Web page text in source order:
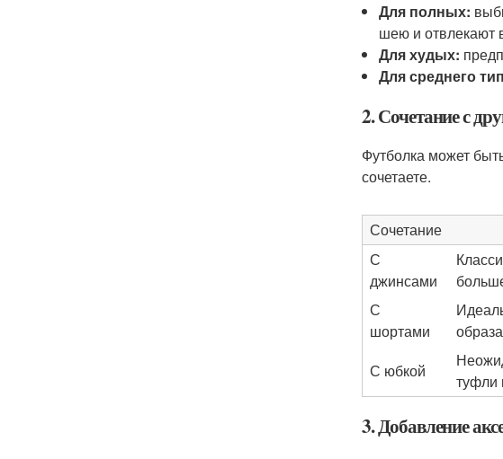
Для полных:
шею и отвлекают
Для худых:
Для среднего
2. Сочетание с
Футболка может
сочетаете.
Сочетание
С
джинсами
С
шортами
С юбкой
туфли
3. Добавление